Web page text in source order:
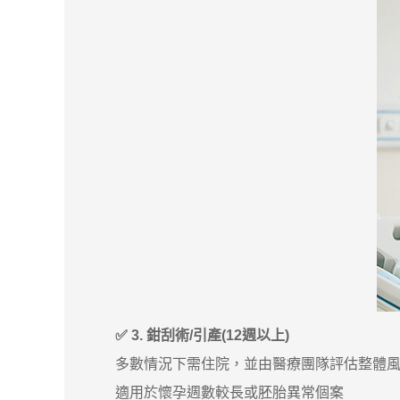
✅ 3. 鉗刮術/引產(12週以上)
多數情況下需住院，並由醫療團隊評估整體
適用於懷孕週數較長或胚胎異常個案